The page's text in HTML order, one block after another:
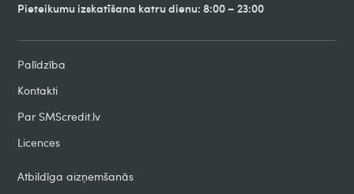
Pieteikumu izskatīšana katru dienu: 8:00 – 23:00
Palīdzība
Kontakti
Par SMScredit.lv
Licences
Atbildīga aizņemšanās